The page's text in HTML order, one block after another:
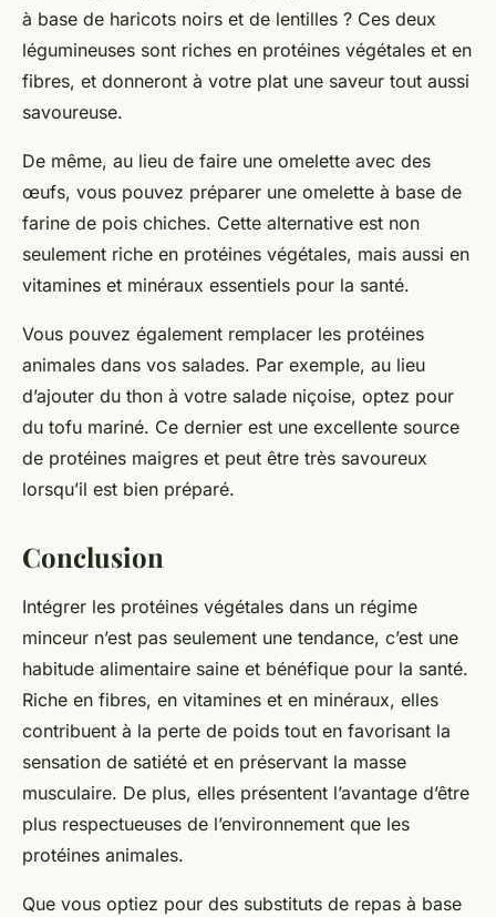
à base de haricots noirs et de lentilles ? Ces deux
légumineuses sont riches en protéines végétales et en
fibres, et donneront à votre plat une saveur tout aussi
savoureuse.
De même, au lieu de faire une omelette avec des
œufs, vous pouvez préparer une omelette à base de
farine de pois chiches. Cette alternative est non
seulement riche en protéines végétales, mais aussi en
vitamines et minéraux essentiels pour la santé.
Vous pouvez également remplacer les protéines
animales dans vos salades. Par exemple, au lieu
d’ajouter du thon à votre salade niçoise, optez pour
du tofu mariné. Ce dernier est une excellente source
de protéines maigres et peut être très savoureux
lorsqu’il est bien préparé.
Conclusion
Intégrer les protéines végétales dans un régime
minceur n’est pas seulement une tendance, c’est une
habitude alimentaire saine et bénéfique pour la santé.
Riche en fibres, en vitamines et en minéraux, elles
contribuent à la perte de poids tout en favorisant la
sensation de satiété et en préservant la masse
musculaire. De plus, elles présentent l’avantage d’être
plus respectueuses de l’environnement que les
protéines animales.
Que vous optiez pour des substituts de repas à base